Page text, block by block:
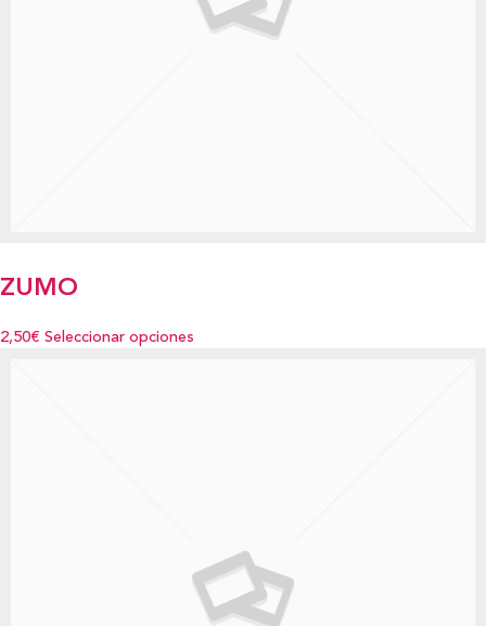
ZUMO
2,50€ Seleccionar opciones